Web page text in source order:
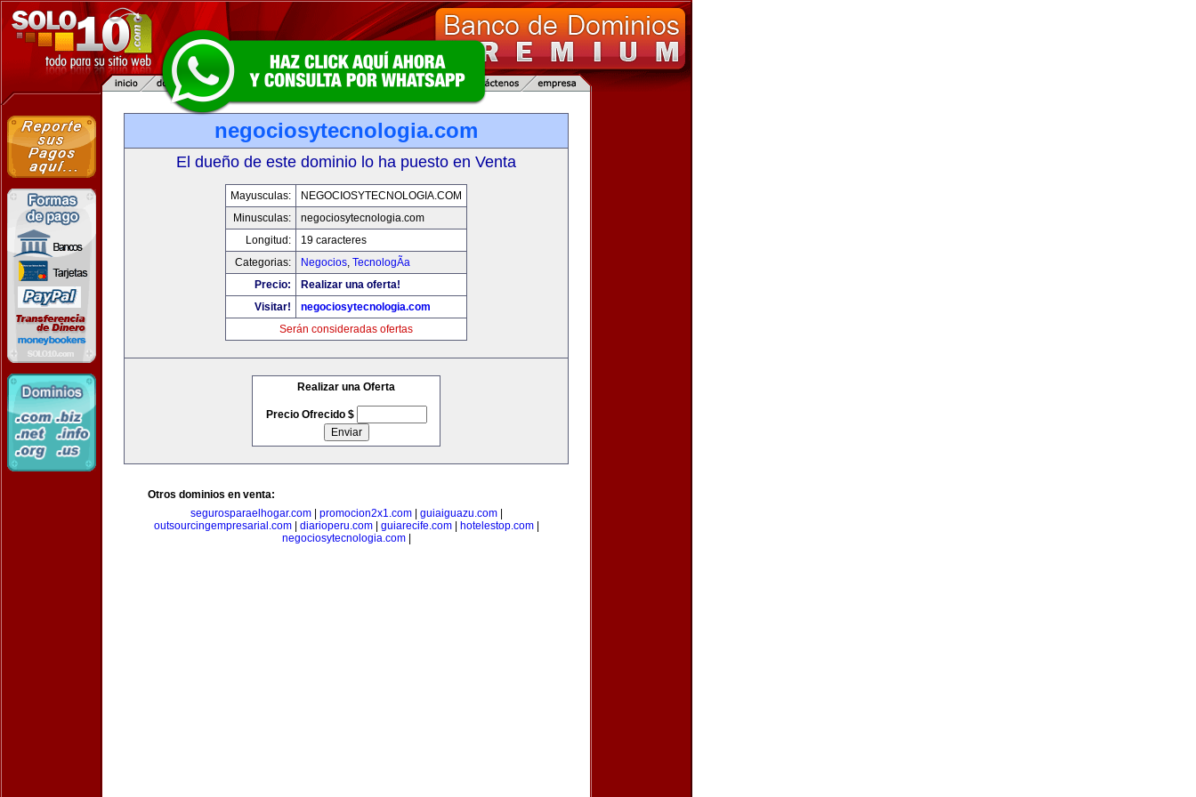
negociosytecnologia.com
El dueño de este dominio lo ha puesto en Venta
Mayusculas:
NEGOCIOSYTECNOLOGIA.COM
Minusculas:
negociosytecnologia.com
Longitud:
19 caracteres
Categorias:
Negocios, TecnologÃ­a
Precio:
Realizar una oferta!
Visitar!
negociosytecnologia.com
Serán consideradas ofertas
Realizar una Oferta
Precio Ofrecido $
Otros dominios en venta:
segurosparaelhogar.com| promocion2x1.com| guiaiguazu.com|
outsourcingempresarial.com| diarioperu.com| guiarecife.com| hotelestop.com|
negociosytecnologia.com|